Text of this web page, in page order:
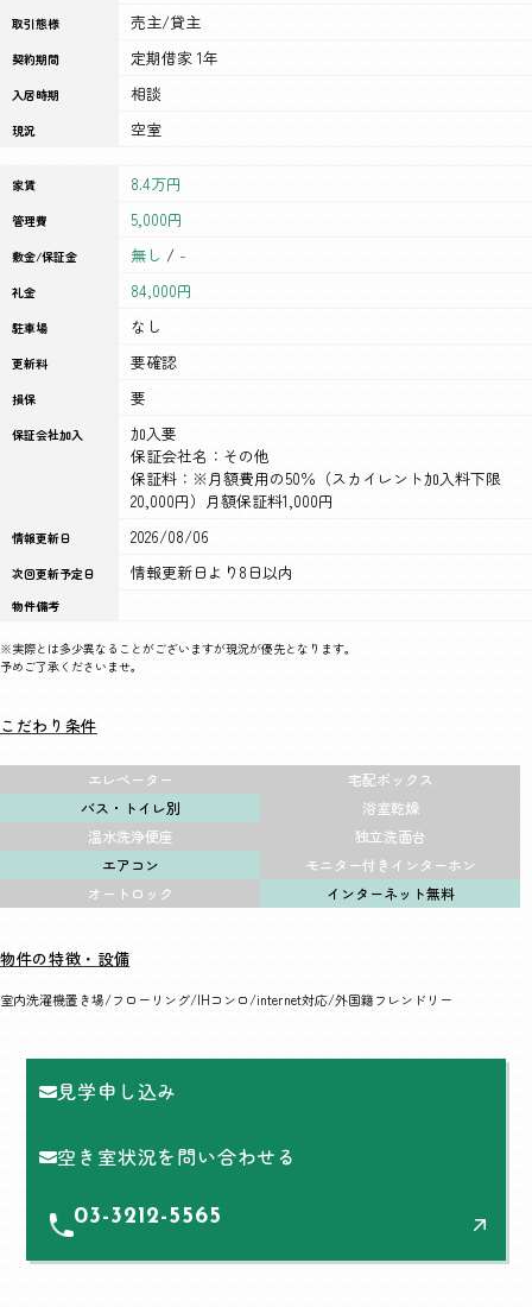
取引態様 売主/貸主
契約期間 定期借家 1年
入居時期 相談
現況 空室
※実際とは多少異なることがございますが現況が優先となります。
予めご了承くださいませ。
家賃 8.4万円
管理費 5,000円
敷金/保証金 無し / -
礼金 84,000円
駐車場 なし
更新料 要確認
損保 要
保証会社加入
加入要
保証会社名：その他
保証料：※月額費用の50％（スカイレント加入料下限
20,000円）月額保証料1,000円
情報更新日 2026/08/06
次回更新予定日 情報更新日より8日以内
物件備考
こだわり条件
エレベーター
宅配ボックス
バス・トイレ別
浴室乾燥
温水洗浄便座
独立洗面台
エアコン
モニター付きインターホン
オートロック
インターネット無料
物件の特徴・設備
室内洗濯機置き場 フローリング IHコンロ internet対応 外国籍フレンドリー
見学申し込み
空き室状況を問い合わせる
03-3212-5565